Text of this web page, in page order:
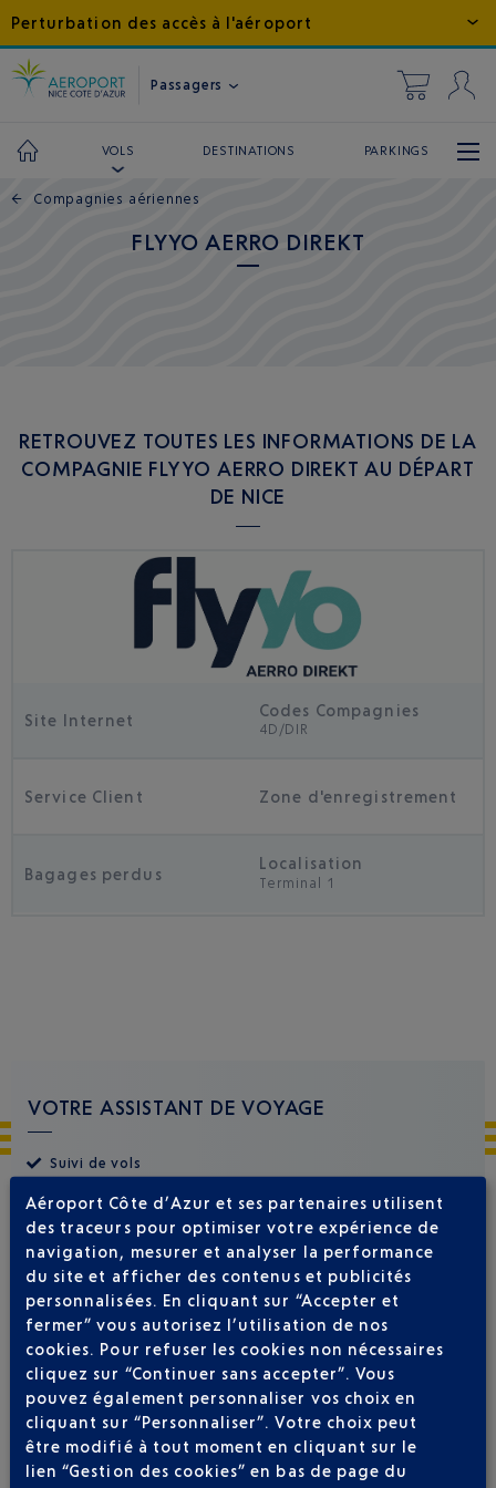
Perturbation des accès à l'aéroport
Passagers
VOLS DESTINATIONS PARKINGS
← Compagnies aériennes
FLYYO AERRO DIREKT
RETROUVEZ TOUTES LES INFORMATIONS DE LA
COMPAGNIE FLYYO AERRO DIREKT AU DÉPART
DE NICE
Site Internet
Codes Compagnies
4D/DIR
Service Client Zone d'enregistrement
Bagages perdus
Localisation
Terminal 1
VOTRE ASSISTANT DE VOYAGE
Suivi de vols
Actualités
Club Airport Premier
Aéroport Côte d’Azur et ses partenaires utilisent
des traceurs pour optimiser votre expérience de
navigation, mesurer et analyser la performance
du site et afficher des contenus et publicités
personnalisées. En cliquant sur “Accepter et
fermer” vous autorisez l’utilisation de nos
cookies. Pour refuser les cookies non nécessaires
cliquez sur “Continuer sans accepter”. Vous
pouvez également personnaliser vos choix en
cliquant sur “Personnaliser”. Votre choix peut
être modifié à tout moment en cliquant sur le
lien “Gestion des cookies” en bas de page du